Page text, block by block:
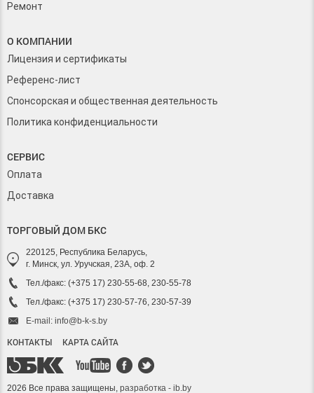
Ремонт
О КОМПАНИИ
Лицензия и сертификаты
Референс-лист
Спонсорская и общественная деятельность
Политика конфиденциальности
СЕРВИС
Оплата
Доставка
ТОРГОВЫЙ ДОМ БКС
220125, Республика Беларусь,
г. Минск, ул. Уручская, 23А, оф. 2
Тел./факс: (+375 17) 230-55-68, 230-55-78
Тел./факс: (+375 17) 230-57-76, 230-57-39
E-mail: info@b-k-s.by
КОНТАКТЫ КАРТА САЙТА
2026 Все права защищены, разработка - ib.by